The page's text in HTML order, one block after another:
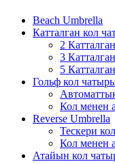
Beach Umbrella
Катталган кол
2
3
5
Гольф кол
Кол менен
Reverse Umbrella
Тескери
Кол менен
Атайын кол